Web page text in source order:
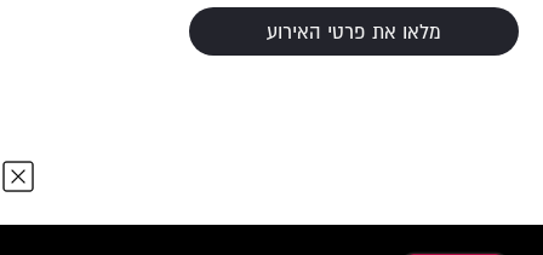
מלאו את פרטי האירוע